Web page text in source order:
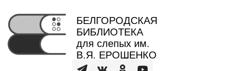
БЕЛГОРОДСКАЯ
БИБЛИОТЕКА
для слепых им.
В.Я. ЕРОШЕНКО